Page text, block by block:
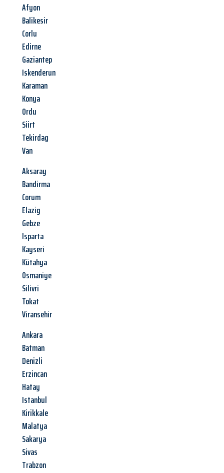
Afyon
Balikesir
Corlu
Edirne
Gaziantep
Iskenderun
Karaman
Konya
Ordu
Siirt
Tekirdag
Van
Aksaray
Bandirma
Corum
Elazig
Gebze
Isparta
Kayseri
Kütahya
Osmaniye
Silivri
Tokat
Viransehir
Ankara
Batman
Denizli
Erzincan
Hatay
Istanbul
Kirikkale
Malatya
Sakarya
Sivas
Trabzon